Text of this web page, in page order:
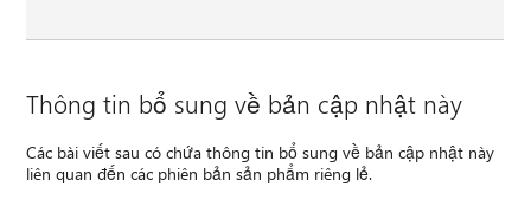
Thông tin bổ sung về bản cập nhật này
Các bài viết sau có chứa thông tin bổ sung về bản cập nhật này
liên quan đến các phiên bản sản phẩm riêng lẻ.